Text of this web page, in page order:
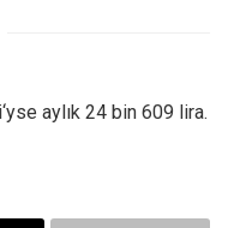
aylık 24 bin 609 lira.